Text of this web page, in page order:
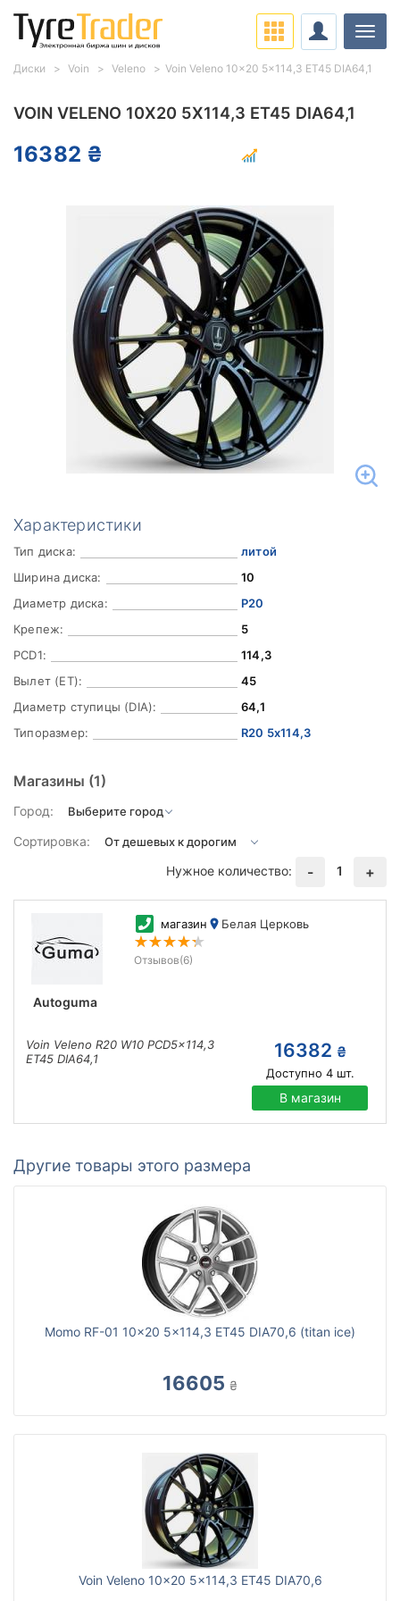
VOIN VELENO 10X20 5X114,3 ET45 DIA64,1
16382 ₴
Характеристики
Тип диска:
литой
Ширина диска:
10
Диаметр диска:
Р20
Крепеж:
5
PCD1:
114,3
Вылет (ET):
45
Диаметр ступицы (DIA):
64,1
Типоразмер:
R20 5x114,3
Магазины (1)
Город:
Сортировка:
Нужное количество:
- 1 +
Autoguma
магазин Белая Церковь
Отзывов(6)
Voin Veleno R20 W10 PCD5x114,3
ET45 DIA64,1
16382 ₴
Доступно 4шт.
В магазин
Другие товары этого размера
Momo RF-01 10x20 5x114,3 ET45 DIA70,6 (titan ice)
16605 ₴
Voin Veleno 10x20 5x114,3 ET45 DIA70,6
Диски Voin Veleno Voin Veleno 10x20 5x114,3 ET45 DIA64,1